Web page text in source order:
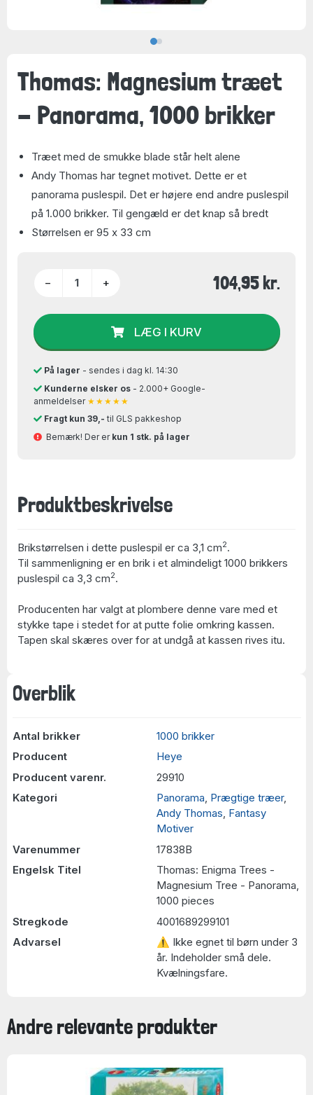
Overblik
Antal brikker
1000 brikker
Producent
Heye
Producent varenr.
29910
Kategori
Panorama, Prægtige træer,
Andy Thomas, Fantasy
Motiver
Varenummer
17838B
Engelsk Titel
Thomas: Enigma Trees -
Magnesium Tree - Panorama,
1000 pieces
Stregkode
4001689299101
Advarsel
⚠ Ikke egnet til børn under 3
år. Indeholder små dele.
Kvælningsfare.
Thomas: Magnesium træet
- Panorama, 1000 brikker
Træet med de smukke blade står helt alene
Andy Thomas har tegnet motivet. Dette er et
panorama puslespil. Det er højere end andre puslespil
på 1.000 brikker. Til gengæld er det knap så bredt
Størrelsen er 95 x 33 cm
− + 104,95 kr.
LÆG I KURV
På lager - sendes i dag kl. 14:30
Kunderne elsker os- 2.000+ Google-
anmeldelser ★★★★★
Fragt kun 39,- til GLS pakkeshop
Bemærk! Der er kun 1 stk. på lager
Produktbeskrivelse
Brikstørrelsen i dette puslespil er ca 3,1 cm2.
Til sammenligning er en brik i et almindeligt 1000 brikkers
puslespil ca 3,3 cm2.
Producenten har valgt at plombere denne vare med et
stykke tape i stedet for at putte folie omkring kassen.
Tapen skal skæres over for at undgå at kassen rives itu.
Andre relevante produkter